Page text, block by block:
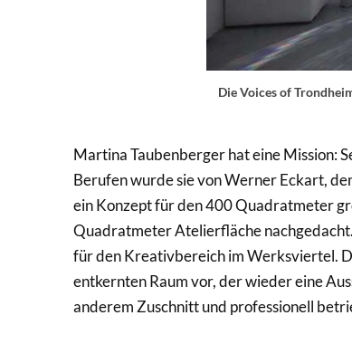
Die Voices of
Martina Taubenberger hat eine Mission:
Berufen wurde sie von Werner Eckart,
ein Konzept für den 400 Quadratmeter
Quadratmeter Atelierfläche
für den Kreativbereich im Werksviertel.
entkernten Raum vor, der wieder eine
anderem Zuschnitt und professionell